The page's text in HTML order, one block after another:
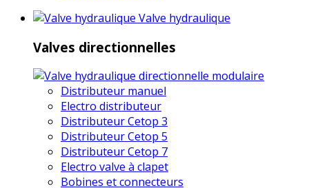
Valve hydraulique
Valves directionnelles
Distributeur manuel
Electro distributeur
Distributeur Cetop 3
Distributeur Cetop 5
Distributeur Cetop 7
Electro valve à clapet
Bobines et connecteurs